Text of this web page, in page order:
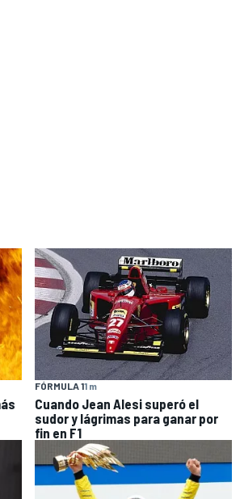
FÓRMULA 11 m
Cuando Jean Alesi superó el
sudor y lágrimas para ganar por
fin en F1